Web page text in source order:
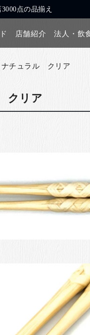
点の品揃え
店舗紹介 法人・飲
チュラル クリア
クリア